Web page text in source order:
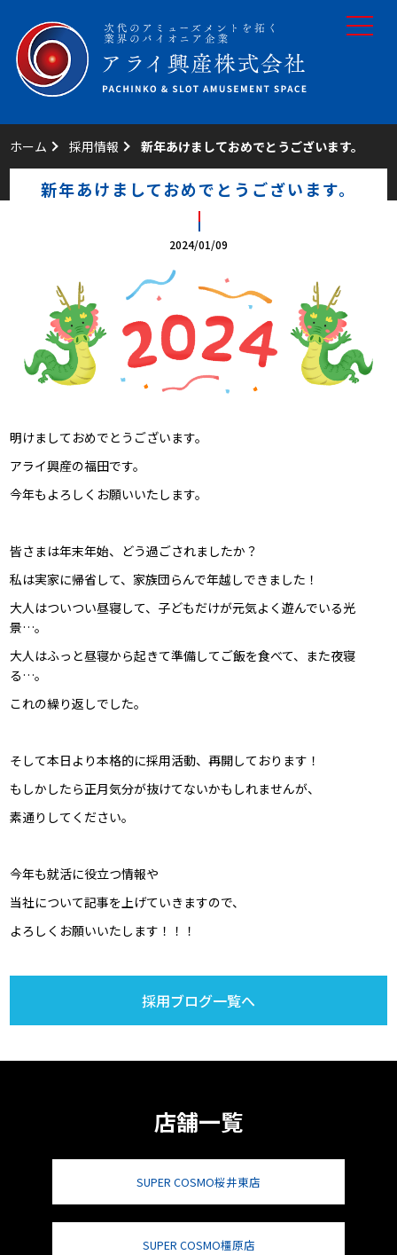
toggle
ホーム 採用情報 新年あけましておめでとうございます。
新年あけましておめでとうございます。
2024/01/09
明けましておめでとうございます。
アライ興産の福田です。
今年もよろしくお願いいたします。
皆さまは年末年始、どう過ごされましたか？
私は実家に帰省して、家族団らんで年越しできました！
大人はついつい昼寝して、子どもだけが元気よく遊んでいる光
景…。
大人はふっと昼寝から起きて準備してご飯を食べて、また夜寝
る…。
これの繰り返しでした。
そして本日より本格的に採用活動、再開しております！
もしかしたら正月気分が抜けてないかもしれませんが、
素通りしてください。
今年も就活に役立つ情報や
当社について記事を上げていきますので、
よろしくお願いいたします！！！
採用ブログ一覧へ
店舗一覧
SUPER COSMO桜井東店
SUPER COSMO橿原店